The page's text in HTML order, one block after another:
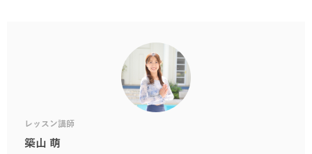
レッスン講師
築山 萌